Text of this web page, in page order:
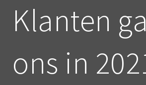
Klanten
ons in